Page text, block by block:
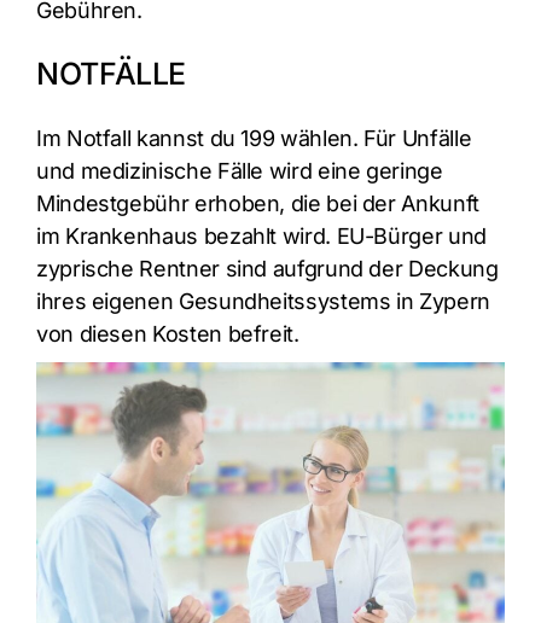
Gebühren.
NOTFÄLLE
Im Notfall kannst du 199 wählen. Für Unfälle
und medizinische Fälle wird eine geringe
Mindestgebühr erhoben, die bei der Ankunft
im Krankenhaus bezahlt wird. EU-Bürger und
zyprische Rentner sind aufgrund der Deckung
ihres eigenen Gesundheitssystems in Zypern
von diesen Kosten befreit.